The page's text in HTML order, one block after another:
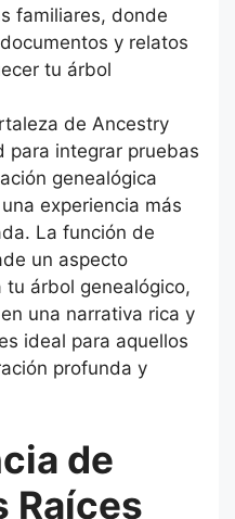
familiares, donde
y relatos
tu árbol
de Ancestry
para integrar pruebas
genealógica
experiencia más
La función de
un aspecto
tu árbol genealógico,
una narrativa rica y
ideal para aquellos
profunda y
de
Raíces